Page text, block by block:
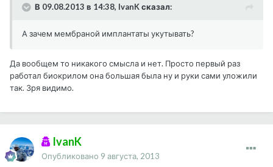
В 09.08.2013 в 14:38, IvanK сказал:
А зачем мембраной имплантаты укутывать?
Да вообщем то никакого смысла и нет. Просто первый раз
работал биокрилом она большая была ну и руки сами уложили
так. Зря видимо.
IvanK
Опубликовано 9 августа, 2013